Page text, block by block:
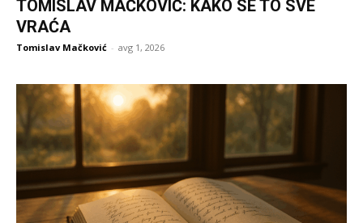
TOMISLAV MAČKOVIĆ: KAKO SE TO SVE
VRAĆA
Tomislav Mačković - avg 1, 2026